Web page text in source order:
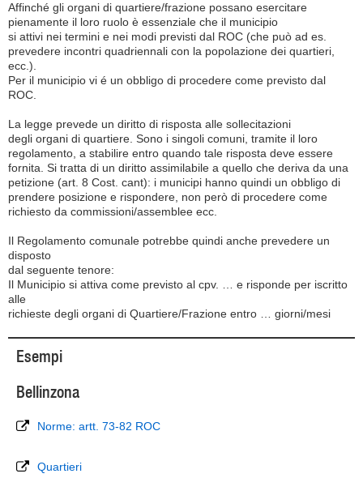
Affinché gli organi di quartiere/frazione possano esercitare
pienamente il loro ruolo è essenziale che il municipio
si attivi nei termini e nei modi previsti dal ROC (che può ad es.
prevedere incontri quadriennali con la popolazione dei quartieri,
ecc.).
Per il municipio vi é un obbligo di procedere come previsto dal
ROC.
La legge prevede un diritto di risposta alle sollecitazioni
degli organi di quartiere. Sono i singoli comuni, tramite il loro
regolamento, a stabilire entro quando tale risposta deve essere
fornita. Si tratta di un diritto assimilabile a quello che deriva da una
petizione (art. 8 Cost. cant): i municipi hanno quindi un obbligo di
prendere posizione e rispondere, non però di procedere come
richiesto da commissioni/assemblee ecc.
Il Regolamento comunale potrebbe quindi anche prevedere un
disposto
dal seguente tenore:
Il Municipio si attiva come previsto al cpv. … e risponde per iscritto
alle
richieste degli organi di Quartiere/Frazione entro … giorni/mesi
Esempi
Bellinzona
Norme: artt. 73-82 ROC
Quartieri